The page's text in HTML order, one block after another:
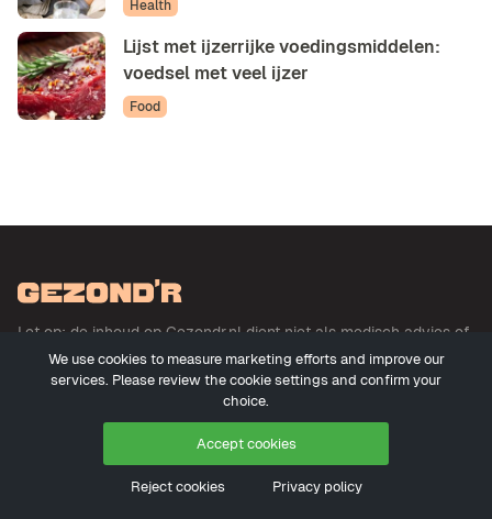
Health
Lijst met ijzerrijke voedingsmiddelen:
voedsel met veel ijzer
Food
Let op: de inhoud op Gezondr.nl dient niet als medisch advies of
basis voor medisch advies en betreft geen uitoefening der
geneeskunde. Meer informatie
© 2026 - Gezondr.nl
We use cookies to measure marketing efforts and improve our
services. Please review the cookie settings and confirm your
choice.
Accept cookies
Reject cookies Privacy policy